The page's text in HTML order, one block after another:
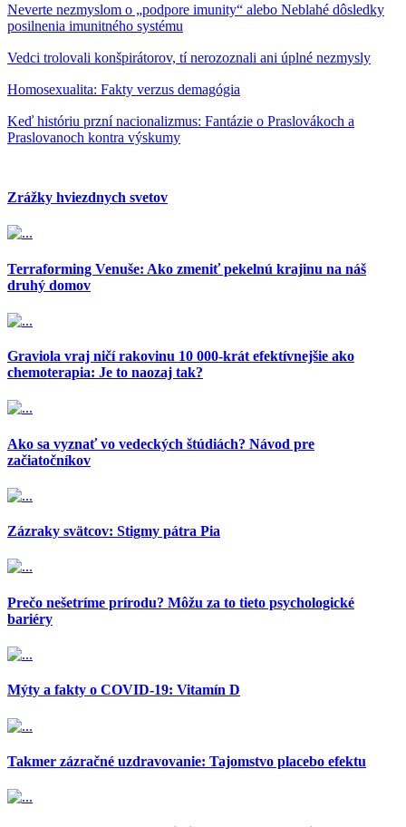
Neverte nezmyslom o „podpore imunity“ alebo Neblahé dôsledky
posilnenia imunitného systému
Vedci trolovali konšpirátorov, tí nerozoznali ani úplné nezmysly
Homosexualita: Fakty verzus demagógia
Keď históriu przní nacionalizmus: Fantázie o Praslovákoch a
Praslovanoch kontra výskumy
Zrážky hviezdnych svetov
Terraforming Venuše: Ako zmeniť pekelnú krajinu na náš
druhý domov
Graviola vraj ničí rakovinu 10 000-krát efektívnejšie ako
chemoterapia: Je to naozaj tak?
Ako sa vyznať vo vedeckých štúdiách? Návod pre
začiatočníkov
Zázraky svätcov: Stigmy pátra Pia
Prečo nešetríme prírodu? Môžu za to tieto psychologické
bariéry
Mýty a fakty o COVID-19: Vitamín D
Takmer zázračné uzdravovanie: Tajomstvo placebo efektu